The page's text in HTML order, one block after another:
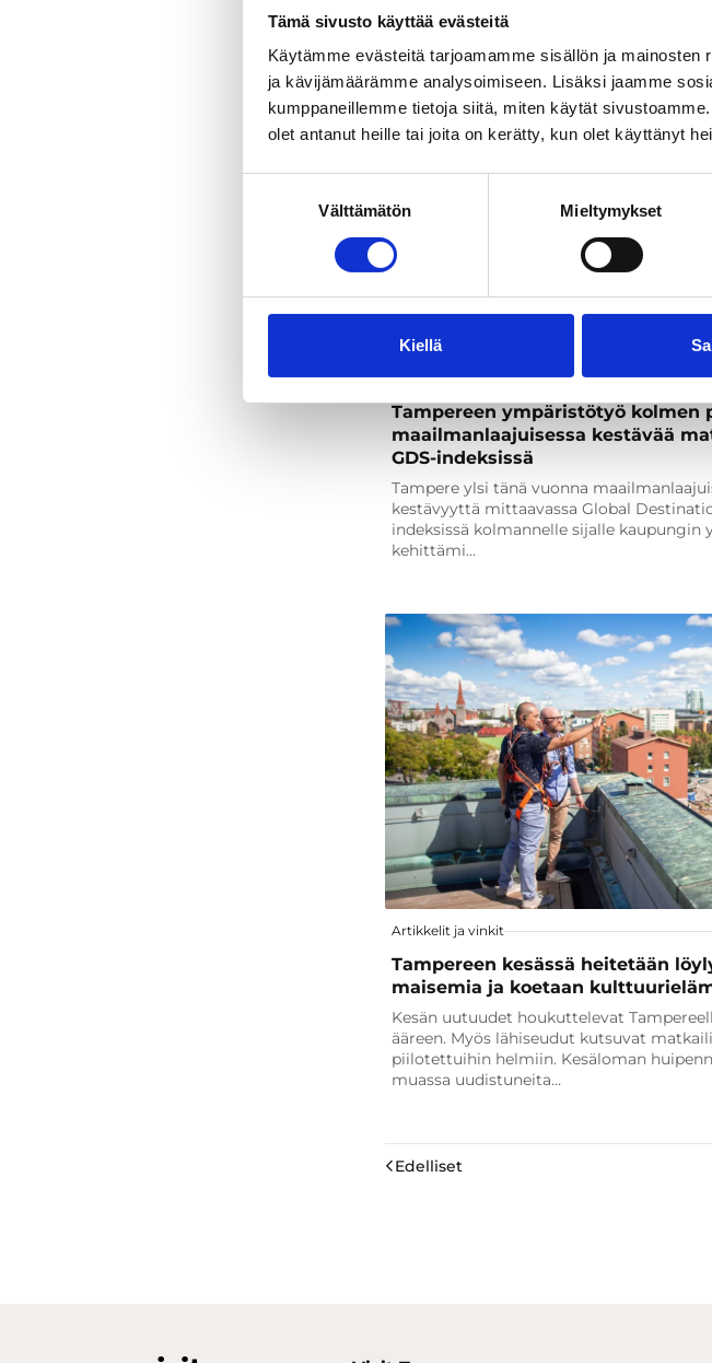
Tämä sivusto käyttää evästeitä
Käytämme evästeitä tarjoamamme sisällön ja
ja kävijämäärämme analysoimiseen. Lisäksi jaamme
kumppaneillemme tietoja siitä, miten käytät
olet antanut heille tai joita on kerätty, kun olet käyttänyt
Välttämätön Mieltymykset
Kiellä
Artikkelit ja vinkit
Tampereen ympäristötyö kolmen
maailmanlaajuisessa kestävää
GDS-indeksissä
Tampere ylsi tänä vuonna
kestävyyttä mittaavassa Global
indeksissä kolmannelle sijalle
kehittämi…
Artikkelit ja vinkit
Tampereen kesässä heitetään
maisemia ja koetaan
Kesän uutuudet houkuttelevat
ääreen. Myös lähiseudut kutsuvat
piilotettuihin helmiin. Kesäloman
muassa uudistuneita…
Edelliset